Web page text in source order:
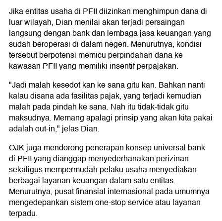
Jika entitas usaha di PFII diizinkan menghimpun dana di
luar wilayah, Dian menilai akan terjadi persaingan
langsung dengan bank dan lembaga jasa keuangan yang
sudah beroperasi di dalam negeri. Menurutnya, kondisi
tersebut berpotensi memicu perpindahan dana ke
kawasan PFII yang memiliki insentif perpajakan.
"Jadi malah kesedot kan ke sana gitu kan. Bahkan nanti
kalau disana ada fasilitas pajak, yang terjadi kemudian
malah pada pindah ke sana. Nah itu tidak-tidak gitu
maksudnya. Memang apalagi prinsip yang akan kita pakai
adalah out-in," jelas Dian.
OJK juga mendorong penerapan konsep universal bank
di PFII yang dianggap menyederhanakan perizinan
sekaligus mempermudah pelaku usaha menyediakan
berbagai layanan keuangan dalam satu entitas.
Menurutnya, pusat finansial internasional pada umumnya
mengedepankan sistem one-stop service atau layanan
terpadu.